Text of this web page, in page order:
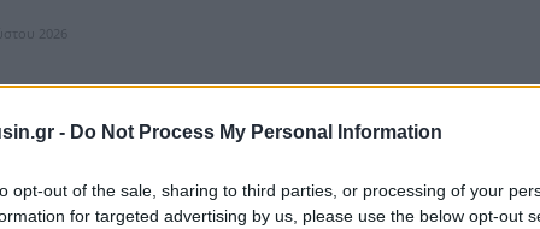
- Do Not Process My Personal Information
opt-out of the sale, sharing to third parties, or processing of your
for targeted advertising by us, please use the below opt-out
2026
Παπασταύρου-Κοέν για τη Μέση Ανατολή και
συνεργασία